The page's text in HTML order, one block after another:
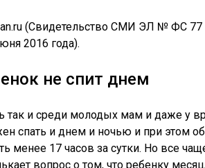
(Свидетельство СМИ ЭЛ № ФС
2016 года).
не спит днем
так и среди молодых мам и даже у
спать и днем и ночью и при этом
менее 17 часов за сутки. Но все
вопрос о том, что ребенку